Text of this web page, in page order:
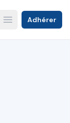
Open main menu
Adhérer